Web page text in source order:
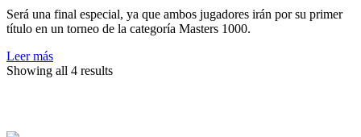
Será una final especial, ya que ambos jugadores irán por su primer
título en un torneo de la categoría Masters 1000.
Leer más
Showing all 4 results